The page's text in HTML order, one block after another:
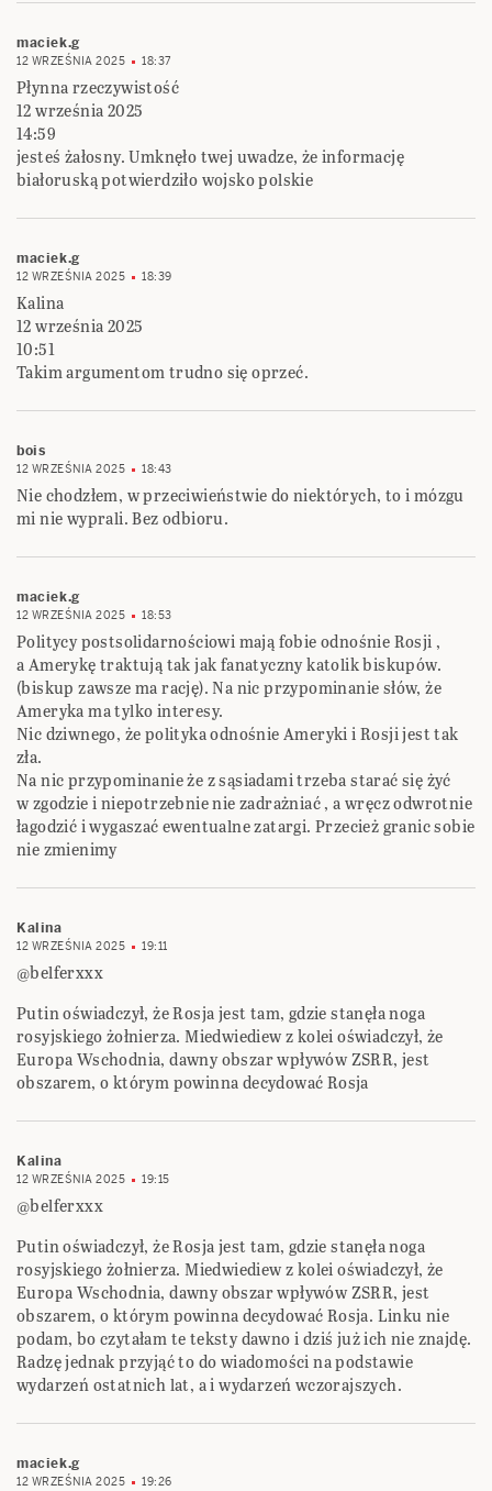
maciek.g
12 WRZEŚNIA 2025 18:37
Płynna rzeczywistość
12 września 2025
14:59
jesteś żałosny. Umknęło twej uwadze, że informację
białoruską potwierdziło wojsko polskie
maciek.g
12 WRZEŚNIA 2025 18:39
Kalina
12 września 2025
10:51
Takim argumentom trudno się oprzeć.
bois
12 WRZEŚNIA 2025 18:43
Nie chodzłem, w przeciwieństwie do niektórych, to i mózgu
mi nie wyprali. Bez odbioru.
maciek.g
12 WRZEŚNIA 2025 18:53
Politycy postsolidarnościowi mają fobie odnośnie Rosji ,
a Amerykę traktują tak jak fanatyczny katolik biskupów.
(biskup zawsze ma rację). Na nic przypominanie słów, że
Ameryka ma tylko interesy.
Nic dziwnego, że polityka odnośnie Ameryki i Rosji jest tak
zła.
Na nic przypominanie że z sąsiadami trzeba starać się żyć
w zgodzie i niepotrzebnie nie zadrażniać , a wręcz odwrotnie
łagodzić i wygaszać ewentualne zatargi. Przecież granic sobie
nie zmienimy
Kalina
12 WRZEŚNIA 2025 19:11
@belferxxx
Putin oświadczył, że Rosja jest tam, gdzie stanęła noga
rosyjskiego żołnierza. Miedwiediew z kolei oświadczył, że
Europa Wschodnia, dawny obszar wpływów ZSRR, jest
obszarem, o którym powinna decydować Rosja
Kalina
12 WRZEŚNIA 2025 19:15
@belferxxx
Putin oświadczył, że Rosja jest tam, gdzie stanęła noga
rosyjskiego żołnierza. Miedwiediew z kolei oświadczył, że
Europa Wschodnia, dawny obszar wpływów ZSRR, jest
obszarem, o którym powinna decydować Rosja. Linku nie
podam, bo czytałam te teksty dawno i dziś już ich nie znajdę.
Radzę jednak przyjąć to do wiadomości na podstawie
wydarzeń ostatnich lat, a i wydarzeń wczorajszych.
maciek.g
12 WRZEŚNIA 2025 19:26